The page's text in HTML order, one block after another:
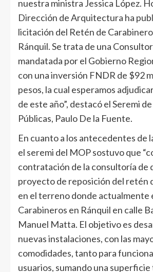
nuestra ministra Jessica López.
Dirección de Arquitectura ha
licitación del Retén de
Ránquil. Se trata de una
mandatada por el Gobierno
con una inversión FNDR de $92
pesos, la cual esperamos
de este año”, destacó el Seremi
Públicas, Paulo De la Fuente.
En cuanto a los antecedentes de
el seremi del MOP sostuvo que
contratación de la consultoría de
proyecto de reposición del retén
en el terreno donde actualmente
Carabineros en Ránquil en calle
Manuel Matta. El objetivo es
nuevas instalaciones, con las
comodidades, tanto para
usuarios, sumando una